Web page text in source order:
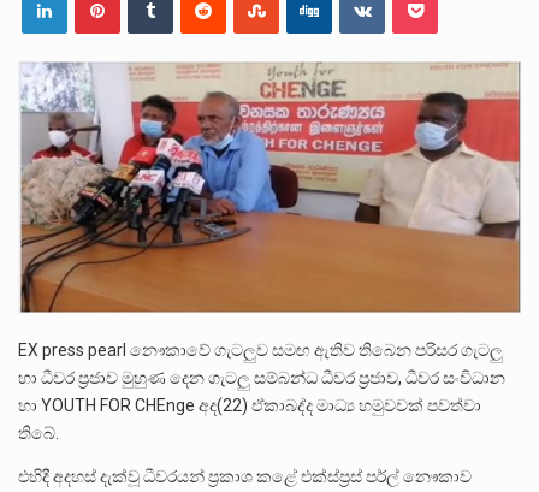
2011 වසරේදී දේශපාලන හා මානව හිමිකම් ක්‍රියාකාරීන් වන ලලිත්කුමාර් වීරරාජ් සහ කුගන් මුරුගානන්දන් යාපනයේදී අතුරුදන්…
ගොවියන්ගේ ප්‍රශ්න, ධීවරයන්ගේ ප්‍රශ්න, සෞඛය ප්‍රශ්න, වැටු ප්‍ර්ශ්න, රැකියා විරහිත ප්‍රශ්න මේ සියලු ප්‍රශ්නවලට තනි…
EX press pearl නෞකාවේ ගැටලුව සමඟ ඇතිව තිබෙන පරිසර ගැටලු
හා ධීවර ප්‍රජාව මුහුණ දෙන ගැටලු සම්බන්ධ ධීවර ප්‍රජාව, ධීවර සංවිධාන
හා YOUTH FOR CHEnge අද(22) ඒකාබද්ද මාධ්‍ය හමුවවක් පවත්වා
තිබේ.
එහිදී අදහස් දැක්වූ ධීවරයන් ප්‍රකාශ කළේ එක්ස්ප්‍රස් පර්ල් නෞකාව